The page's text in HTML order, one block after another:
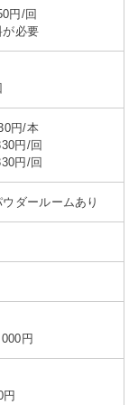
円/回
必要
円/本
円/回
円/回
ダールームあり
円